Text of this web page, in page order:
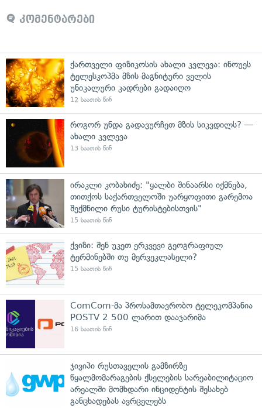
კომენტარები
ქართველი ფიზიკოსის ახალი კვლევა: ინოუეს
ტელესკოპმა მზის მაგნიტური ველის
უნიკალური კადრები გადაიღო
12 საათის წინ
როგორ უნდა გადავურჩეთ მზის სიკვდილს? —
ახალი კვლევა
13 საათის წინ
ირაკლი კობახიძე: "ყალბი შინაარსი იქმნება,
თითქოს საქართველოში უარყოფითი გარემოა
შექმნილი რუსი ტურისტებისთვის"
15 საათის წინ
ქვიზი: შენ უკეთ ერკვევი გეოგრაფიულ
ტერმინებში თუ მერვეკლასელი?
15 საათის წინ
ComCom-მა პროსამთავრობო ტელეკომპანია
POSTV 2 500 ლარით დააჯარიმა
16 საათის წინ
ჯივიპი რუსთაველის გამზირზე
წყალმომარაგების ქსელების სარეაბილიტაციო
არეალში მომხდარი ინციდენტის შესახებ
განცხადებას ავრცელებს